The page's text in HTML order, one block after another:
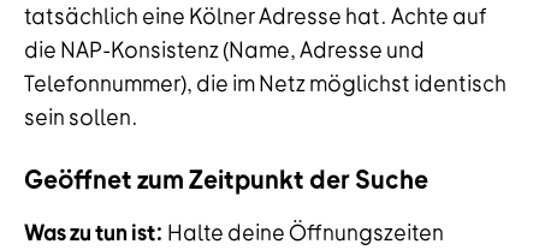
tatsächlich eine Kölner Adresse hat. Achte auf
die NAP-Konsistenz (Name, Adresse und
Telefonnummer), die im Netz möglichst identisch
sein sollen.
Geöffnet zum Zeitpunkt der Suche
Was zu tun ist: Halte deine Öffnungszeiten